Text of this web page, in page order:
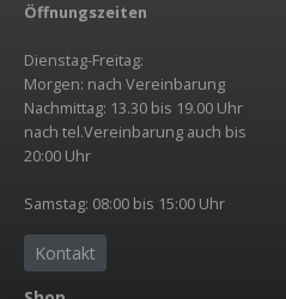
Öffnungszeiten
Dienstag-Freitag:
Morgen: nach Vereinbarung
Nachmittag: 13.30 bis 19.00 Uhr
nach tel.Vereinbarung auch bis
20:00 Uhr
Samstag: 08:00 bis 15:00 Uhr
Kontakt